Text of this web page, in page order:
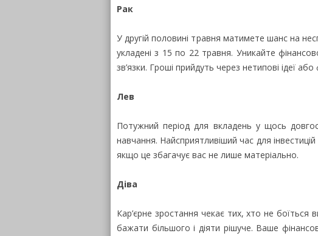
Рак
У другій половині травня матимете шанс на
укладені з 15 по 22 травня. Уникайте
зв’язки. Гроші прийдуть через нетипові ідеї або
Лев
Потужний період для вкладень у щось
навчання. Найсприятливіший час для
якщо це збагачує вас не лише матеріально.
Діва
Кар’єрне зростання чекає тих, хто не
бажати більшого і діяти рішуче. Ваше